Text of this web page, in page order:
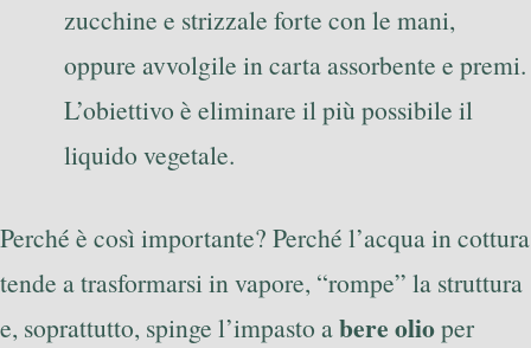
zucchine e strizzale forte con le mani,
oppure avvolgile in carta assorbente e premi.
L’obiettivo è eliminare il più possibile il
liquido vegetale.
Perché è così importante? Perché l’acqua in cottura
tende a trasformarsi in vapore, “rompe” la struttura
e, soprattutto, spinge l’impasto abere olioper